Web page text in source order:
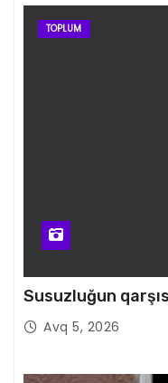
TOPLUM
Susuzluğun
Avq 5, 2026